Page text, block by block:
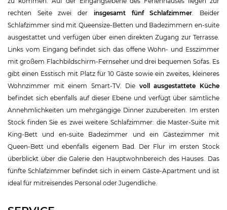
rechten Seite zwei der insgesamt fünf Schlafzimmer . Beider
Schlafzimmer sind mit Queensize-Betten und Badezimmern en-suite
ausgestattet und verfügen über einen direkten Zugang zur Terrasse.
Links vom Eingang befindet sich das offene Wohn- und Esszimmer
mit großem Flachbildschirm-Fernseher und drei bequemen Sofas. Es
gibt einen Esstisch mit Platz für 10 Gäste sowie ein zweites, kleineres
Wohnzimmer mit einem Smart-TV. Die voll ausgestattete Küche
befindet sich ebenfalls auf dieser Ebene und verfügt über sämtliche
Annehmlichkeiten um mehrgängige Dinner zuzubereiten. Im ersten
Stock finden Sie es zwei weitere Schlafzimmer: die Master-Suite mit
King-Bett und en-suite Badezimmer und ein Gästezimmer mit
Queen-Bett und ebenfalls eigenem Bad. Der Flur im ersten Stock
überblickt über die Galerie den Hauptwohnbereich des Hauses. Das
fünfte Schlafzimmer befindet sich in einem Gäste-Apartment und ist
ideal für mitreisendes Personal oder Jugendliche.